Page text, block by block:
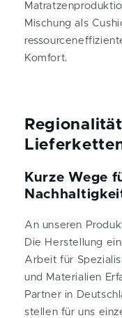
Mischung als
Komfort.
Kurze Wege
An unseren
Die Herstellung
Arbeit für
und Materialien
Partner in
stellen für uns